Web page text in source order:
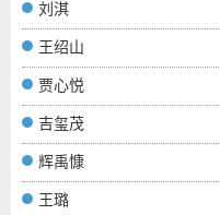
刘淇
王绍山
贾心悦
吉玺茂
辉禹慷
王璐